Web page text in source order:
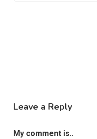
Leave a Reply
My comment is..